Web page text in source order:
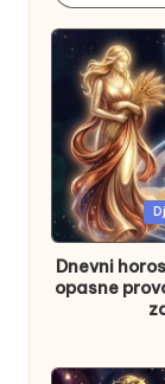
Posted
in
Dnevni
opasne